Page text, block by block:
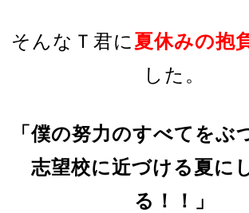
そんなＴ君に 夏休みの抱
した。
「僕の努力のすべてをぶ
志望校に近づける夏に
る！！」